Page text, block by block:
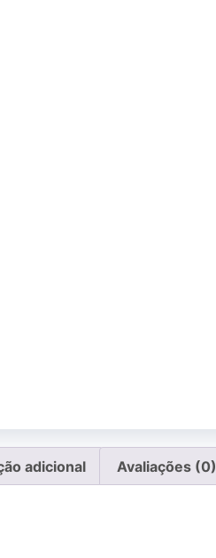
adicional Avaliações (0)